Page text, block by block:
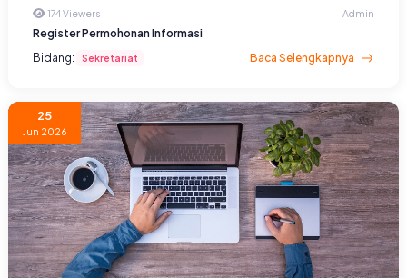
174 Viewers Admin
Register Permohonan Informasi
Bidang:
Sekretariat Baca Selengkapnya
25
Jun 2026